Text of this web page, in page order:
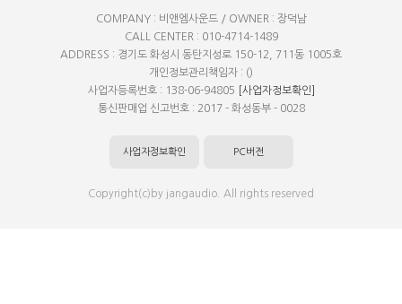
COMPANY : 비앤엠사운드 / OWNER : 장덕남
CALL CENTER : 010-4714-1489
ADDRESS : 경기도 화성시 동탄지성로 150-12, 711동 1005호
개인정보관리책임자 : ()
사업자등록번호 : 138-06-94805
[사업자정보확인]
통신판매업 신고번호 : 2017 - 화성동부 - 0028
사업자정보확인 PC버전
Copyright(c)by jangaudio. All rights reserved